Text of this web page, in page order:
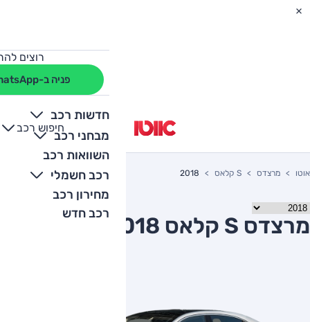
רוצים
פניה ב-WhatsApp
חדשות רכב
מבחני רכב
השוואות רכב
רכב חשמלי
מחירון רכב
רכב חדש
חיפוש רכב
+
-
אוטו מרצדס S קלאס 2018
מרצדס S קלאס 2018 יד שניה